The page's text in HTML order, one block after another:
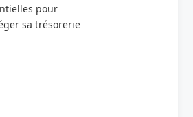
pour
sa trésorerie